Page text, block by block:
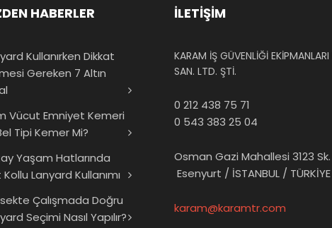
HABERLER
Kullanırken Dikkat
Gereken 7 Altın
Vücut Emniyet Kemeri
Tipi Kemer Mi?
Yaşam Hatlarında
Lanyard Kullanımı
Çalışmada Doğru
Seçimi Nasıl Yapılır?
İLETİŞİM
KARAM İŞ GÜVENLİĞİ
SAN. LTD. ŞTİ.
0 212 438 75 71
0 543 383 25 04
Osman Gazi Mahallesi 3123
Esenyurt / İSTANBUL / TÜRKİYE
karam@karamtr.com